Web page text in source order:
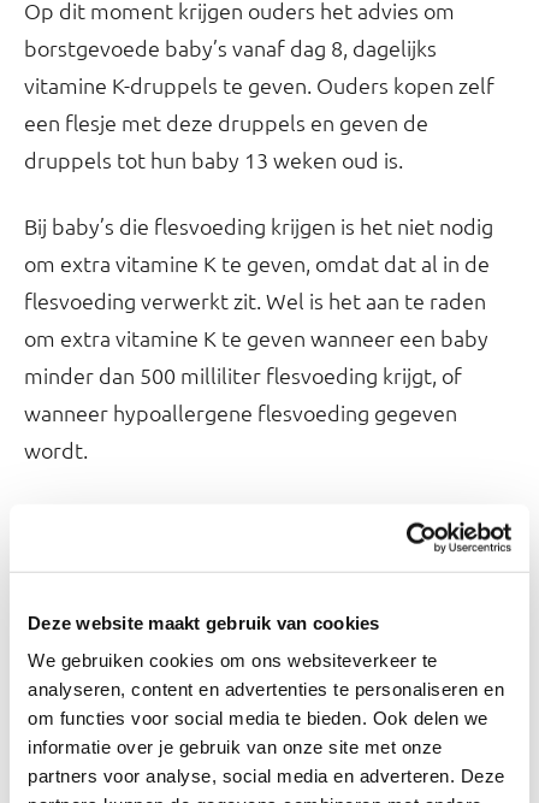
Deze website maakt gebruik van cookies
We gebruiken cookies om ons websiteverkeer te
analyseren, content en advertenties te personaliseren en
om functies voor social media te bieden. Ook delen we
informatie over je gebruik van onze site met onze
partners voor analyse, social media en adverteren. Deze
Op dit moment krijgen ouders het advies om
borstgevoede baby’s vanaf dag 8, dagelijks
vitamine K-druppels te geven. Ouders kopen zelf
een flesje met deze druppels en geven de
druppels tot hun baby 13 weken oud is.
Bij baby’s die flesvoeding krijgen is het niet nodig
om extra vitamine K te geven, omdat dat al in de
flesvoeding verwerkt zit. Wel is het aan te raden
om extra vitamine K te geven wanneer een baby
minder dan 500 milliliter flesvoeding krijgt, of
wanneer hypoallergene flesvoeding gegeven
wordt.
Nee, baby's blijven net na de geboorte vitamine K
borstgevoede baby, of als hun baby hypoallergene
flesvoeding krijgt.
Alternatieve manieren van vitamine K-toediening